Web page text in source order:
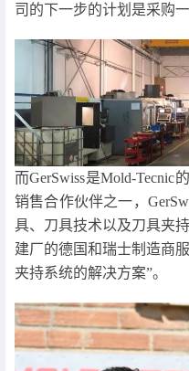
司的下一步的计划是采购
而GerSwiss是Mold-Tecnic
销售合作伙伴之一，
具、刀具技术以及刀具夹
建厂的德国和瑞士制造商
夹持系统的解决方案”。